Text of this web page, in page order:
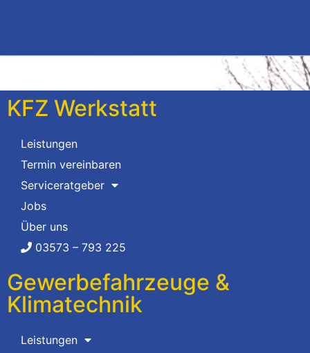
KFZ Werkstatt
Leistungen
Termin vereinbaren
Serviceratgeber
Jobs
Über uns
03573 – 793 225
Gewerbefahrzeuge &
Klimatechnik
Leistungen